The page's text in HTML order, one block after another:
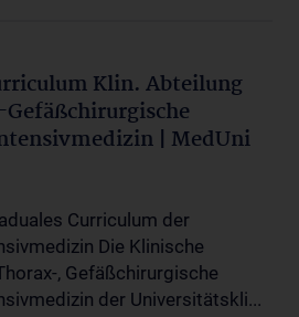
Klin. Abteilung
| MedUni
Curriculum der
Die Klinische
, Gefäßchirurgische
der Universitätskli...